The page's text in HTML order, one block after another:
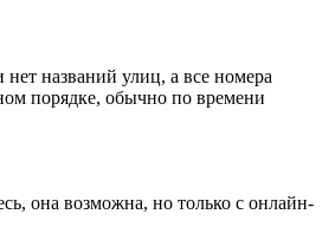
названий улиц, а все номера
порядке, обычно по времени
она возможна, но только с онлайн-